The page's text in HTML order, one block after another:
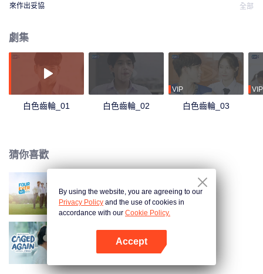
來作出妥協
全部
劇集
白色齒輪_01 白色齒輪_02
VIP
白色齒輪_03
VIP
猜你喜歡
四方極愛
勇敢說愛你
By using the website, you are agreeing to our
Privacy Policy and the use of cookies in
accordance with our Cookie Policy.
Accept